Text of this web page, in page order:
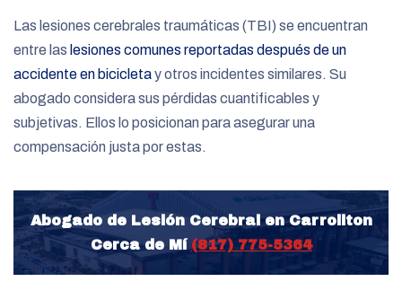
Las lesiones cerebrales traumáticas (TBI) se encuentran
entre las lesiones comunes reportadas después de un
accidente en bicicletay otros incidentes similares. Su
abogado considera sus pérdidas cuantificables y
subjetivas. Ellos lo posicionan para asegurar una
compensación justa por estas.
Abogado de Lesión Cerebral en Carrollton
Cerca de Mí (817) 775-5364